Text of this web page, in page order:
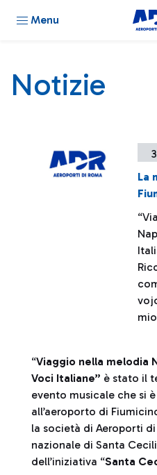
Menu
Notizie
La
“Viaggio nella melodia
Voci Italiane” è stato il
evento musicale che si
all’aeroporto di
la società di Aeroporti di
nazionale di Santa
dell’iniziativa “Santa